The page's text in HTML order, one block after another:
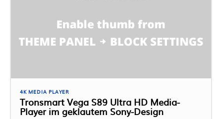
4K MEDIA PLAYER
Tronsmart Vega S89 Ultra HD Media-
Player im geklautem Sony-Design